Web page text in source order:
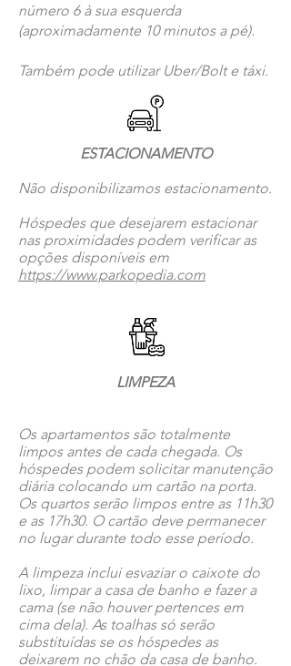
número 6 à sua esquerda
(aproximadamente 10 minutos a pé).
Também pode utilizar Uber/Bolt e táxi.
ESTACIONAMENTO
Não disponibilizamos estacionamento.
​Hóspedes que desejarem estacionar
nas proximidades podem verificar as
opções disponíveis em
https://www.parkopedia.com
LIMPEZA
Os apartamentos são totalmente
limpos antes de cada chegada. Os
hóspedes podem solicitar manutenção
diária colocando um cartão na porta.
Os quartos serão limpos entre as 11h30
e as 17h30. O cartão deve permanecer
no lugar durante todo esse período.
A limpeza inclui esvaziar o caixote do
lixo, limpar a casa de banho e fazer a
cama (se não houver pertences em
cima dela). As toalhas só serão
substituídas se os hóspedes as
deixarem no chão da casa de banho.